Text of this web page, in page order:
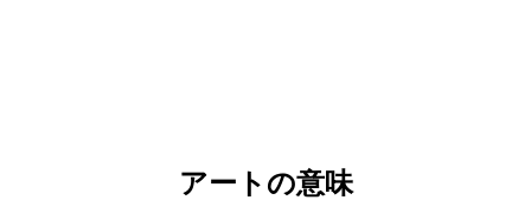
アートの意味